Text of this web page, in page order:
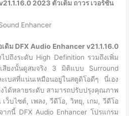
2023 ตัวเต็ม ถาวร เวอร์ชั่น
ดิม DFX Audio Enhancer v21.1.16.0
ปถึงระดับ High Definition รวมถึงเพิ่ม
เสียงนั้นดูสมจริง 3 มิติแบบ Surround
บสที่แน่นเหมือนอยู่ในสตูดิโอดีๆ นี่เอง
ได้หลายระดับ สามารถปรับปรุงคุณภาพ
ว็บไซต์, เพลง, วีดีโอ, วิทยุ, เกม, วีดีโอ
กนี้ DFX Audio Enhancer โปรแกรม